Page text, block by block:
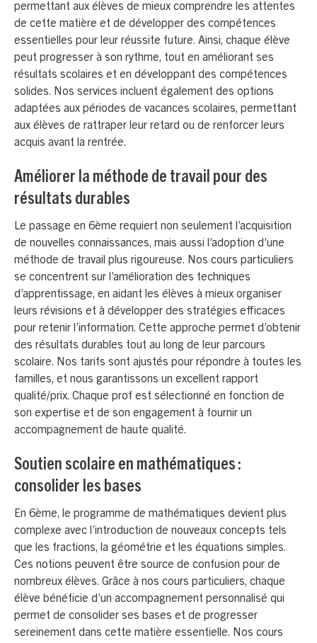
permettant aux élèves de mieux comprendre les attentes
de cette matière et de développer des compétences
essentielles pour leur réussite future. Ainsi, chaque élève
peut progresser à son rythme, tout en améliorant ses
résultats scolaires et en développant des compétences
solides. Nos services incluent également des options
adaptées aux périodes de vacances scolaires, permettant
aux élèves de rattraper leur retard ou de renforcer leurs
acquis avant la rentrée.
Améliorer la méthode de travail pour des
résultats durables
Le passage en 6ème requiert non seulement l’acquisition
de nouvelles connaissances, mais aussi l’adoption d’une
méthode de travail plus rigoureuse. Nos cours particuliers
se concentrent sur l’amélioration des techniques
d’apprentissage, en aidant les élèves à mieux organiser
leurs révisions et à développer des stratégies efficaces
pour retenir l’information. Cette approche permet d’obtenir
des résultats durables tout au long de leur parcours
scolaire. Nos tarifs sont ajustés pour répondre à toutes les
familles, et nous garantissons un excellent rapport
qualité/prix. Chaque prof est sélectionné en fonction de
son expertise et de son engagement à fournir un
accompagnement de haute qualité.
Soutien scolaire en mathématiques :
consolider les bases
En 6ème, le programme de mathématiques devient plus
complexe avec l’introduction de nouveaux concepts tels
que les fractions, la géométrie et les équations simples.
Ces notions peuvent être source de confusion pour de
nombreux élèves. Grâce à nos cours particuliers, chaque
élève bénéficie d’un accompagnement personnalisé qui
permet de consolider ses bases et de progresser
sereinement dans cette matière essentielle. Nos cours